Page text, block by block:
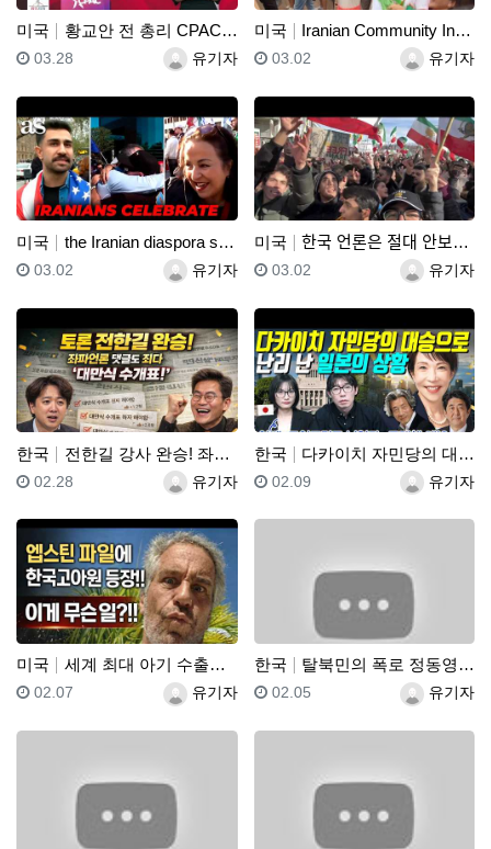
미국 황교안 전 총리 CPAC 2026 - 03/27/26
등록자유기자
등록일
03.28
미국 Iranian Community In Sydney, A…
등록자유기자
등록일
03.02
미국 the Iranian diaspora show its …
등록자유기자
등록일
03.02
미국 한국 언론은 절대 안보여…
등록자유기자
등록일
03.02
한국 전한길 강사 완승! 좌파언론 댓글도 죄다 '대만식 수개…
등록자유기자
등록일
02.28
한국 다카이치 자민당의 대승으로 난리 난 일본의 상황
등록자유기자
등록일
02.09
미국 세계 최대 아기 수출국 한국, 미국 이상한 부모들에게 …
등록자유기자
등록일
02.07
한국 탈북민의 폭로 정동영의 실체
등록자유기자
등록일
02.05